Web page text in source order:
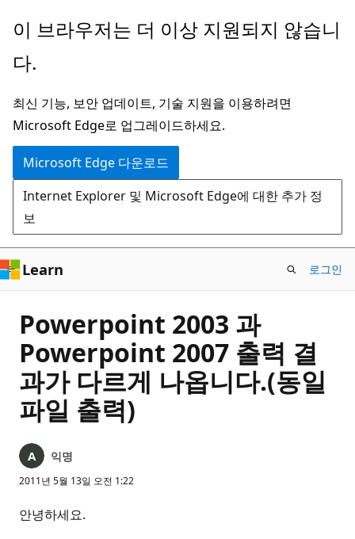
주
콘
츠
로
건
너
뛰
기
이 브라우저는 더 이상 지원되지 않습니
다.
최신 기능, 보안 업데이트, 기술 지원을 이용하려면
Microsoft Edge로 업그레이드하세요.
Microsoft Edge 다운로드
Internet Explorer 및 Microsoft Edge에 대한 추가 정
보
Learn 로그인
Powerpoint 2003 과
Powerpoint 2007 출력 결
과가 다르게 나옵니다.(동일
파일 출력)
익명
2011년 5월 13일 오전 1:22
안녕하세요.